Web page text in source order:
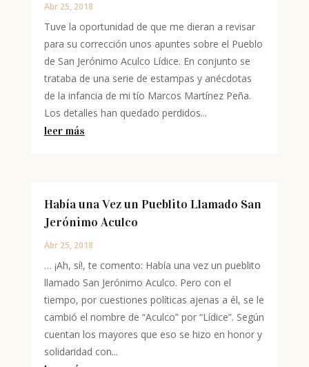
Abr 25, 2018
Tuve la oportunidad de que me dieran a revisar
para su corrección unos apuntes sobre el Pueblo
de San Jerónimo Aculco Lídice. En conjunto se
trataba de una serie de estampas y anécdotas
de la infancia de mi tío Marcos Martínez Peña.
Los detalles han quedado perdidos...
leer más
Había una Vez un Pueblito Llamado San
Jerónimo Aculco
Abr 25, 2018
… ¡Ah, sí!, te comento: Había una vez un pueblito
llamado San Jerónimo Aculco. Pero con el
tiempo, por cuestiones políticas ajenas a él, se le
cambió el nombre de “Aculco” por “Lídice”. Según
cuentan los mayores que eso se hizo en honor y
solidaridad con...